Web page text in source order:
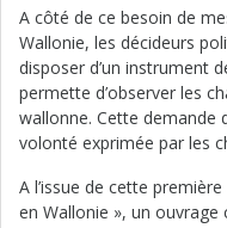
A côté de ce besoin de
Wallonie, les décideurs
disposer d’un instrument
permette d’observer les
wallonne. Cette demande
volonté exprimée par les
A l’issue de cette
en Wallonie », un ouvrage